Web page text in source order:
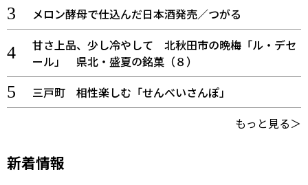
メロン酵母で仕込んだ日本酒発売／つがる
甘さ上品、少し冷やして 北秋田市の晩梅「ル・デセ
ール」 県北・盛夏の銘菓（８）
三戸町 相性楽しむ「せんべいさんぽ」
もっと見る＞
新着情報